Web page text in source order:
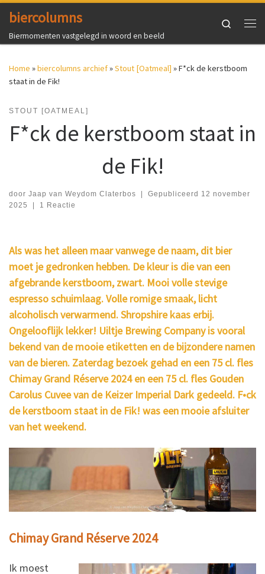
Ga naar inhoud
biercolumns
Biermomenten vastgelegd in woord en beeld
Search
Home »biercolumns archief»Stout [Oatmeal] »F*ck de kerstboom
staat in de Fik!
STOUT [OATMEAL]
F*ck de kerstboom staat in
de Fik!
door Jaap van Weydom Claterbos Gepubliceerd 12 november
2025
1 Reactie
Als was het alleen maar vanwege de naam, dit bier
moet je gedronken hebben. De kleur is die van een
afgebrande kerstboom, zwart. Mooi volle stevige
espresso schuimlaag. Volle romige smaak, licht
alcoholisch verwarmend. Shropshire kaas erbij.
Ongelooflijk lekker! Uiltje Brewing Company is vooral
bekend van de mooie etiketten en de bijzondere namen
van de bieren. Zaterdag bezoek gehad en een 75 cl. fles
Chimay Grand Réserve 2024 en een 75 cl. fles Gouden
Carolus Cuvee van de Keizer Imperial Dark gedeeld. F•ck
de kerstboom staat in de Fik! was een mooie afsluiter
van het weekend.
Chimay Grand Réserve 2024
Ik moest